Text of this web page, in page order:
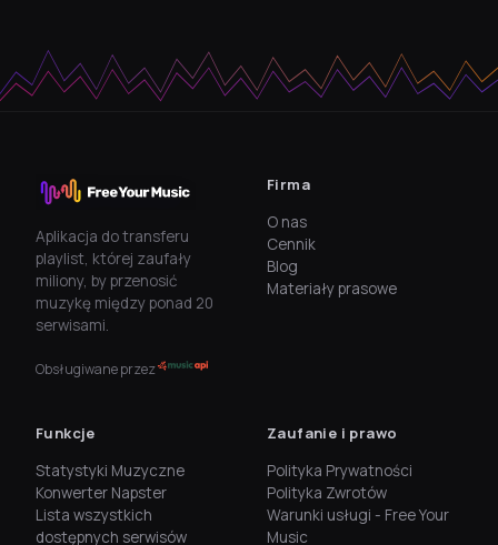
Aplikacja do transferu
playlist, której zaufały
miliony, by przenosić
muzykę między ponad 20
serwisami.
Obsługiwane przez
Firma
O nas
Cennik
Blog
Materiały prasowe
Funkcje
Statystyki Muzyczne
Konwerter Napster
Lista wszystkich
dostępnych serwisów
Zaufanie i prawo
Polityka Prywatności
Polityka Zwrotów
Warunki usługi - Free Your
Music